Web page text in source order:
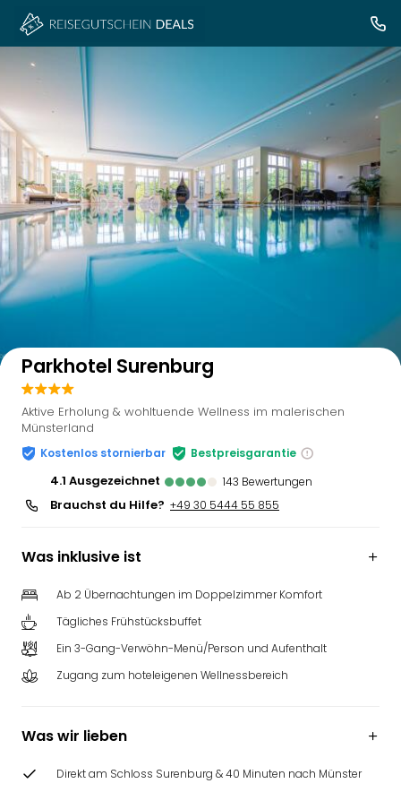
Parkhotel Surenburg
Aktive Erholung & wohltuende Wellness im malerischen
Münsterland
Kostenlos stornierbar Bestpreisgarantie
4.1 ausgezeichnet 143 Bewertungen
Brauchst du Hilfe? +49 30 5444 55 855
Was inklusive ist
Ab 2 Übernachtungen im Doppelzimmer Komfort
Tägliches Frühstücksbuffet
Ein 3-Gang-Verwöhn-Menü/Person und Aufenthalt
Zugang zum hoteleigenen Wellnessbereich
Was wir lieben
Direkt am Schloss Surenburg & 40 Minuten nach Münster